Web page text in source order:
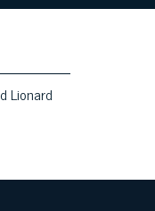
Lionard